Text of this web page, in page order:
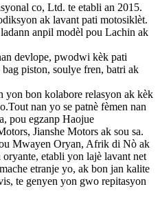
co, Ltd. te etabli an 2015.
ak lavant pati motosiklèt.
anpil modèl pou Lachin ak
devlope, pwodwi kèk pati
piston, soulye fren, batri ak
bon kolabore relasyon ak kèk
nan yo se patnè fèmen nan
pou egzanp Haojue
Jianshe Motors ak sou sa.
Mwayen Oryan, Afrik di Nò ak
etabli yon lajè lavant net
etranje yo, ak bon jan kalite
te genyen yon gwo repitasyon